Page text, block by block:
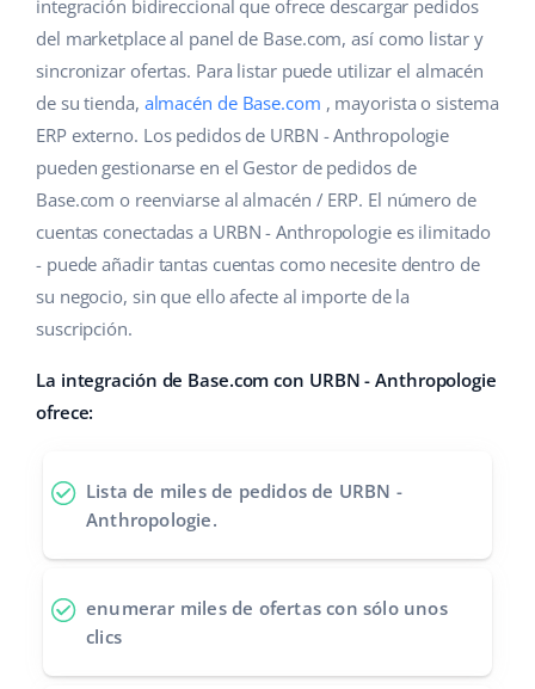
Gestión de envíos
Automatizaciones
Base Connect
IA para e-commerce
Hogar y jardinería
Productos infantiles
Electrónica
Piezas de automóviles
Supermercado
Salud y belleza
Moda
Ayuda
Base Academy
Blog
Servicios
Implementación de sistemas
Auditoría de cuentas
Otros
Cooperación y socios
Contáctanos
english (GB)
english (IN)
deutsch
Ελληνικά
español (MX)
Italiano
português (BR)
română
integración bidireccional que ofrece descargar pedidos
del marketplace al panel de Base.com, así como listar y
sincronizar ofertas. Para listar puede utilizar el almacén
de su tienda, almacén de Base.com , mayorista o sistema
ERP externo. Los pedidos de URBN - Anthropologie
pueden gestionarse en el Gestor de pedidos de
Base.com o reenviarse al almacén / ERP. El número de
cuentas conectadas a URBN - Anthropologie es ilimitado
- puede añadir tantas cuentas como necesite dentro de
su negocio, sin que ello afecte al importe de la
suscripción.
La integración de Base.com con URBN - Anthropologie
ofrece:
Lista de miles de pedidos de URBN -
Anthropologie.
enumerar miles de ofertas con sólo unos
clics